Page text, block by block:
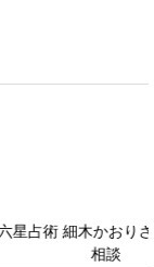
かおりさんの人生